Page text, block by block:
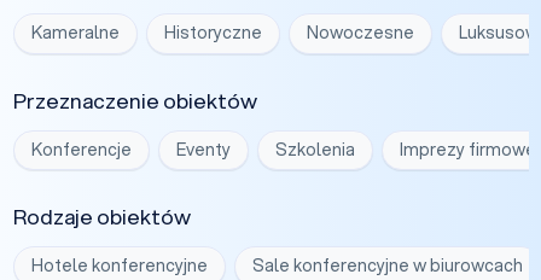
Kameralne Historyczne Nowoczesne
Przeznaczenie obiektów
Konferencje Eventy Szkolenia Imprezy firmowe
Rodzaje obiektów
Hotele konferencyjne Sale konferencyjne w biurowcach